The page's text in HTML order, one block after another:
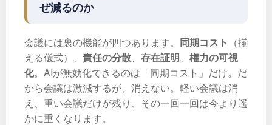
ぜ減るのか
会議には裏の機能が四つあります。 同期コスト （揃
える儀式）、 責任の分散、 存在証明、 権力の可視
化。AIが無効化できるのは「同期コスト」だけ。だ
から会議は激減するが、消えない。軽い会議は消
え、重い会議だけが残り、その一回一回は今より遥
かに重くなります。